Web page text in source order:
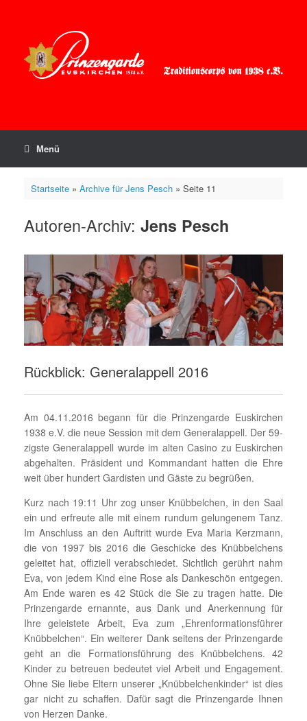
Menü
Startseite» Archive für Jens Pesch» Seite 11
Autoren-Archiv: Jens Pesch
Rückblick: Generalappell 2016
Am 04.11.2016 begann für die Prinzengarde Euskirchen
1938 e.V. die neue Session mit dem Generalappell. Der 59-
zigste Generalappell wurde im alten Casino zu Euskirchen
abgehalten. Präsident und Kommandant hatten die Ehre
weit über hundert Gardisten und Gäste zu begrüßen.
Kurz nach 19:11 Uhr zog unser Knübbelchen, in den Saal
ein und erfreute alle mit einem rundum gelungenem Tanz.
Im Anschluss an den Auftritt wurde Eva Maria Kerzmann,
die von 1997 bis 2016 die Geschicke des Knübbelchens
geleitet hat, offiziell verabschiedet. Sichtlich gerührt nahm
Eva, von jedem Kind eine Rose als Dankeschön entgegen.
Am Ende waren es 42 Stück die Sie zu tragen hatte. Die
Prinzengarde ernannte, aus Dank und Anerkennung für
Ihre geleistete Arbeit, Eva zum „Ehrenformationsführer
Knübbelchen“. Ein weiterer Dank seitens der Prinzengarde
geht an die Formationsführung des Knübbelchens. 42
Kinder zu betreuen bedeutet viel Arbeit und Engagement.
Ohne Sie liebe Eltern unserer „Knübbelchenkinder“ ist dies
gar nicht zu schaffen. Dafür sagt die Prinzengarde Ihnen
von Herzen Danke.